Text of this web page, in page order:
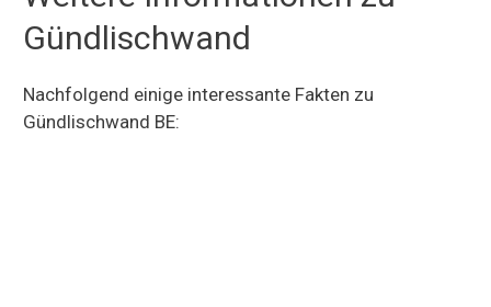
Gündlischwand
Nachfolgend einige interessante Fakten zu
Gündlischwand BE: